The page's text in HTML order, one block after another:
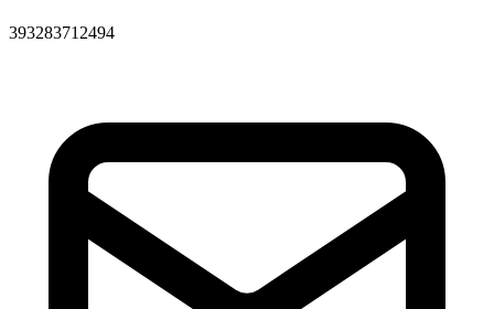
393283712494